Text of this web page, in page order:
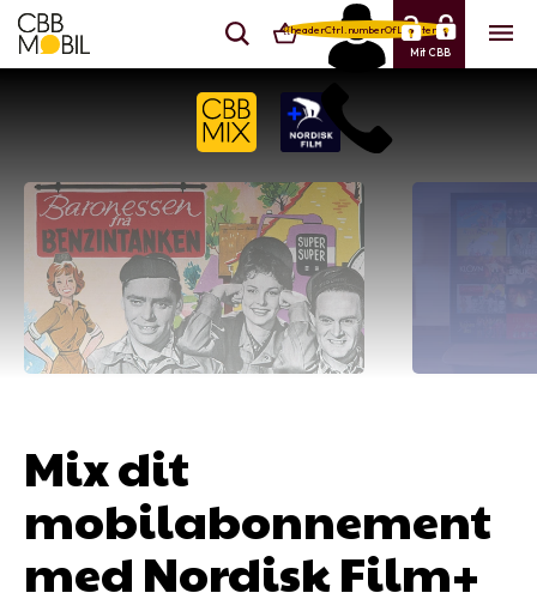
{{headerCtrl.numberOfLineItems}}
Mit CBB
Mix dit
mobilabonnement
med Nordisk Film+